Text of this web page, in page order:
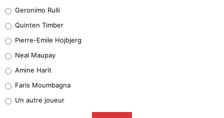
32%
5%
1%
9%
Geronimo Rulli
Quinten Timber
Pierre-Emile Hojbjerg
Neal Maupay
Amine Harit
Faris Moumbagna
Un autre joueur